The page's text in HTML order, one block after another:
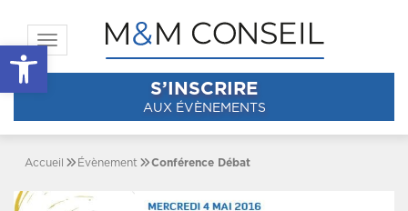
Ouvrir la barre d’outils
Toggle navigation
S’INSCRIRE
AUX ÉVÈNEMENTS
Accueil Évènement Conférence Débat